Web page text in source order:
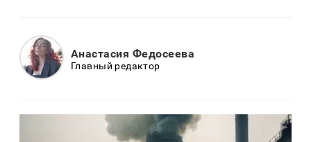
Анастасия Федосеева
Главный редактор